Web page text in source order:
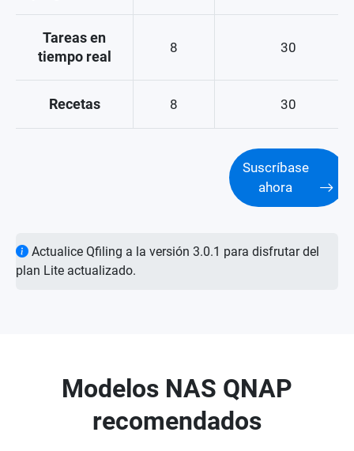
Tareas en
tiempo real
8 30
Recetas 8 30
Suscríbase
ahora
Actualice Qfiling a la versión 3.0.1 para disfrutar del
plan Lite actualizado.
Modelos NAS QNAP
recomendados